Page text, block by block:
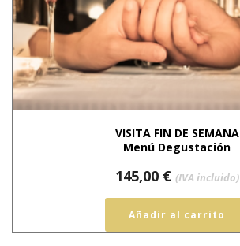
VISITA FIN DE SEMANA
Menú Degustación
145,00 € (IVA incluido)
Añadir al carrito